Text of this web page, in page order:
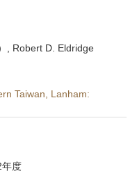
, Robert D. Eldridge
Taiwan, Lanham:
度